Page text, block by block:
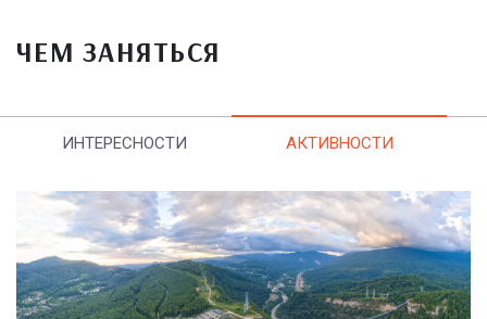
ЧЕМ ЗАНЯТЬСЯ
ИНТЕРЕСНОСТИ АКТИВНОСТИ